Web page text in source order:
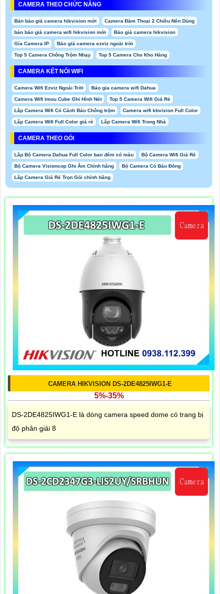
CAMERA THEO CHỨC NĂNG
Bản báo giá camera hikvision mới Camera Đàm Thoại 2 Chiều Nên Dùng
bản báo giá camera wifi hikvision mới Báo giá camera hikvision
Gía Camera IP Báo giá camera ezviz ngoài trời
Top 5 Camera Chống Trộm Nhạy Top 5 Camera Cho Kho Hàng
CAMERA KẾT NỐI WIFI
Camera Wifi Ezviz Ngoài Trời Báo gia camera wifi Dahua
Camera Wifi Imou Cube Ghi Hình Nét Top 5 Camera Wifi Giá Rẻ
Lắp Camera Wifi Có Cảnh Báo Chống trộm Camera wifi kbvision Full Color
Lắp Camera Wifi Full Color giá rẻ Lắp Camera Wifi Trong Nhà
CAMERA THEO GÓI
Lắp Bộ Camera Dahua Full Color ban đêm có màu Bộ Camera Wifi Giá Rẻ
Bộ Camera Visioncop Ghi Âm Chính hãng Bộ Camera Có Báo Đông
Lắp Camera Giá Rẻ Trọn Gói chính hãng
CAMERA HIKVISION DS-2DE4825IWG1-E
5%-35%
DS-2DE4825IWG1-E là dòng camera speed dome có trang bị
độ phân giải 8